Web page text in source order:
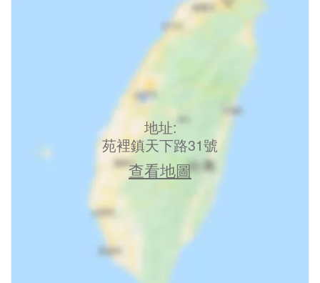
地址:
苑裡鎮天下路31號
查看地圖